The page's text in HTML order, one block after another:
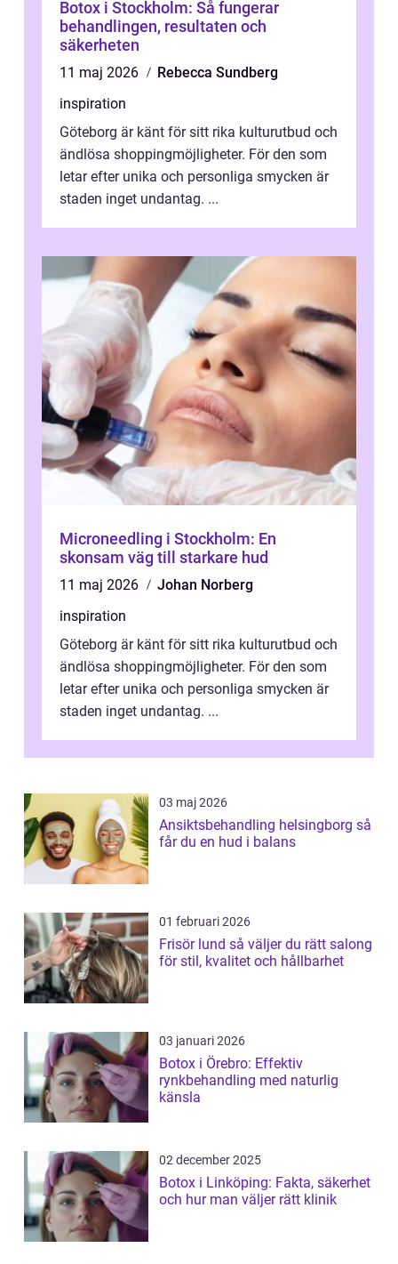
Botox i Stockholm: Så fungerar
behandlingen, resultaten och
säkerheten
11 maj 2026
Rebecca Sundberg
inspiration
Göteborg är känt för sitt rika kulturutbud och
ändlösa shoppingmöjligheter. För den som
letar efter unika och personliga smycken är
staden inget undantag. ...
Microneedling i Stockholm: En
skonsam väg till starkare hud
11 maj 2026
Johan Norberg
inspiration
Göteborg är känt för sitt rika kulturutbud och
ändlösa shoppingmöjligheter. För den som
letar efter unika och personliga smycken är
staden inget undantag. ...
03 maj 2026
Ansiktsbehandling helsingborg så
får du en hud i balans
01 februari 2026
Frisör lund så väljer du rätt salong
för stil, kvalitet och hållbarhet
03 januari 2026
Botox i Örebro: Effektiv
rynkbehandling med naturlig
känsla
02 december 2025
Botox i Linköping: Fakta, säkerhet
och hur man väljer rätt klinik